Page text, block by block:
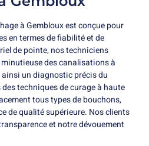
à Gembloux est conçue pour
en termes de fiabilité et de
de pointe, nos techniciens
des canalisations à
ainsi un diagnostic précis du
techniques de curage à haute
tous types de bouchons,
de qualité supérieure. Nos clients
et notre dévouement